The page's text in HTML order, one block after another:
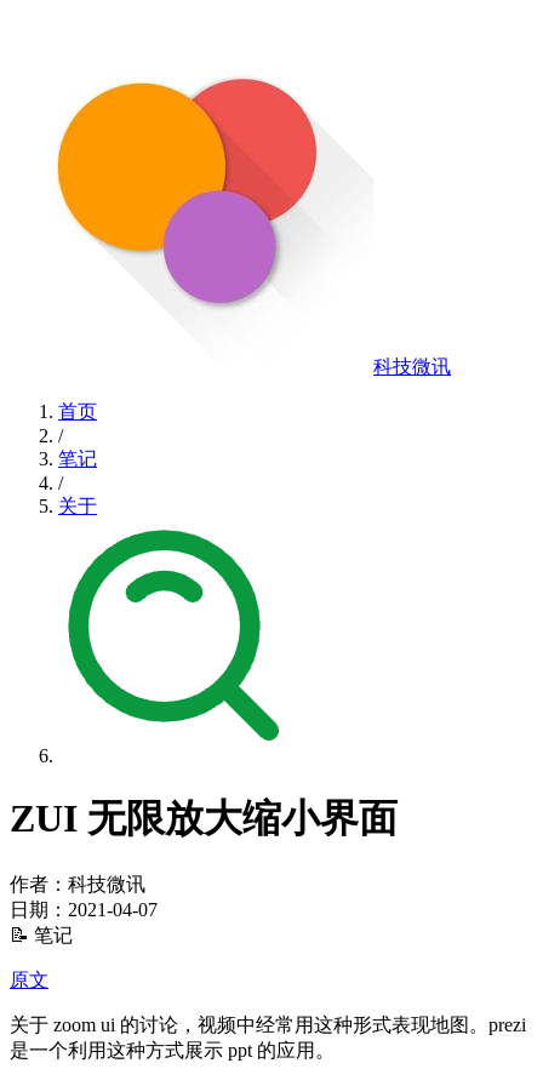
科技微讯
首页
/
笔记
/
关于
ZUI 无限放大缩小界面
作者：科技微讯
日期： 2021-04-07
📝 笔记
原文
关于 zoom ui 的讨论，视频中经常用这种形式表现地图。prezi
是一个利用这种方式展示 ppt 的应用。